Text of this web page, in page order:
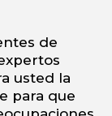
de
usted la
para que